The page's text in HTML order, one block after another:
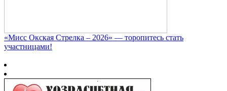
«Мисс Окская Стрелка – 2026» — торопитесь стать
участницами!